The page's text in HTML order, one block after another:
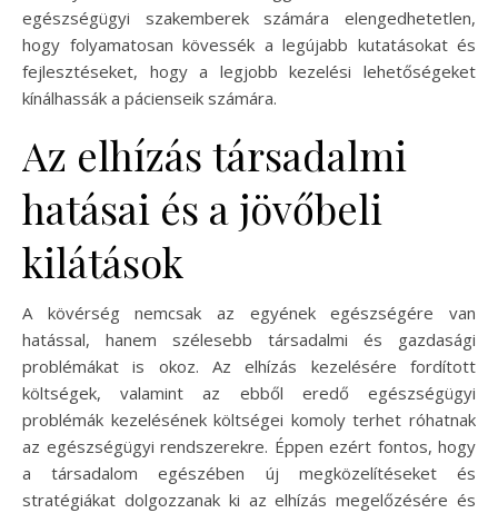
egészségügyi szakemberek számára elengedhetetlen,
hogy folyamatosan kövessék a legújabb kutatásokat és
fejlesztéseket, hogy a legjobb kezelési lehetőségeket
kínálhassák a pácienseik számára.
Az elhízás társadalmi
hatásai és a jövőbeli
kilátások
A kövérség nemcsak az egyének egészségére van
hatással, hanem szélesebb társadalmi és gazdasági
problémákat is okoz. Az elhízás kezelésére fordított
költségek, valamint az ebből eredő egészségügyi
problémák kezelésének költségei komoly terhet róhatnak
az egészségügyi rendszerekre. Éppen ezért fontos, hogy
a társadalom egészében új megközelítéseket és
stratégiákat dolgozzanak ki az elhízás megelőzésére és